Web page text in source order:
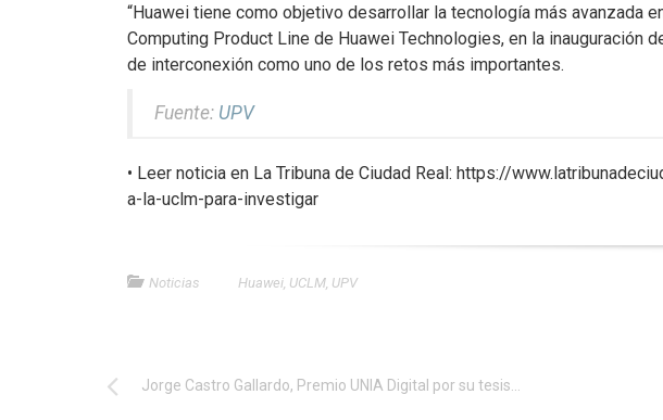
“Huawei tiene como objetivo desarrollar la tecnología más avanzada
Computing Product Line de Huawei Technologies, en la
de interconexión como uno de los retos más importantes.
Fuente: UPV
• Leer noticia en La Tribuna de Ciudad Real: https://
a-la-uclm-para-investigar
Noticias Huawei UCLM UPV